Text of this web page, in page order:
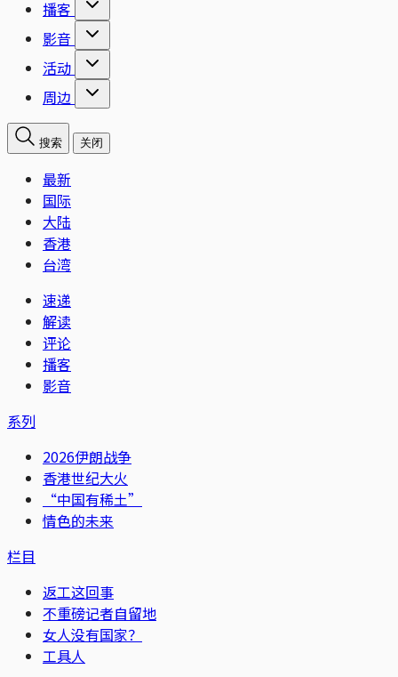
播客
影音
活动
周边
搜索 关闭
最新
国际
大陆
香港
台湾
速递
解读
评论
播客
影音
系列
2026伊朗战争
香港世纪大火
“中国有稀土”
情色的未来
栏目
返工这回事
不重磅记者自留地
女人没有国家？
工具人